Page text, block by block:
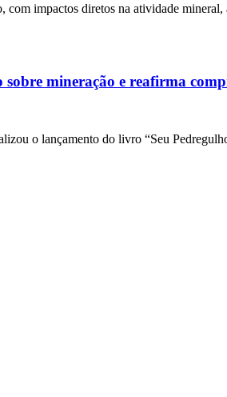
com impactos diretos na atividade
mineração e reafirma
o lançamento do livro “Seu